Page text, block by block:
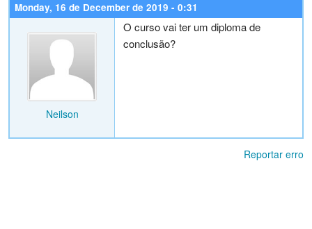
Monday, 16 de December de 2019 - 0:31
Neilson
O curso vai ter um diploma de
conclusão?
Reportar erro